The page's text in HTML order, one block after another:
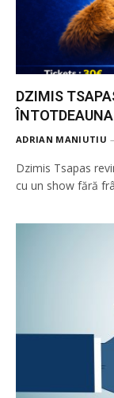
DZIMIS
ADRIAN MANIUTIU
Dzimis Tsapas
cu un show fără